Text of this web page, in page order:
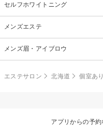
セルフホワイトニング
メンズエステ
メンズ眉・アイブロウ
エステサロン 北海道 個室あり
アプリからの予約